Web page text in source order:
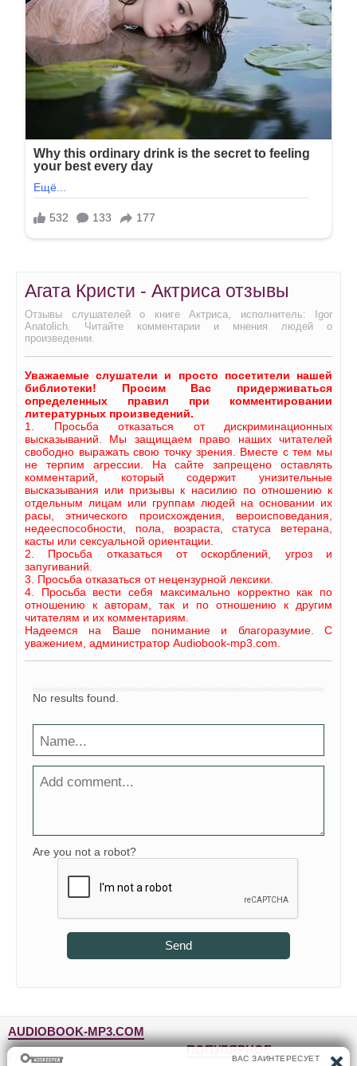
Агата Кристи - Актриса отзывы
Отзывы слушателей о книге Актриса, исполнитель: Igor
Anatolich. Читайте комментарии и мнения людей о
произведении.
Уважаемые слушатели и просто посетители нашей
библиотеки! Просим Вас придерживаться
определенных правил при комментировании
литературных произведений.
1. Просьба отказаться от дискриминационных
высказываний. Мы защищаем право наших читателей
свободно выражать свою точку зрения. Вместе с тем мы
не терпим агрессии. На сайте запрещено оставлять
комментарий, который содержит унизительные
высказывания или призывы к насилию по отношению к
отдельным лицам или группам людей на основании их
расы, этнического происхождения, вероисповедания,
недееспособности, пола, возраста, статуса ветерана,
касты или сексуальной ориентации.
2. Просьба отказаться от оскорблений, угроз и
запугиваний.
3. Просьба отказаться от нецензурной лексики.
4. Просьба вести себя максимально корректно как по
отношению к авторам, так и по отношению к другим
читателям и их комментариям.
Надеемся на Ваше понимание и благоразумие. С
уважением, администратор Audiobook-mp3.com.
No results found.
Are you not a robot?
Send
AUDIOBOOK-MP3.COM
Главная
ПОПУЛЯРНОЕ